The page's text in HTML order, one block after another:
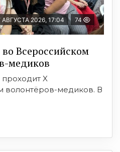
АВГУСТА 2026, 17:04 74
Всероссийском
медиков
X
волонтёров-медиков. В